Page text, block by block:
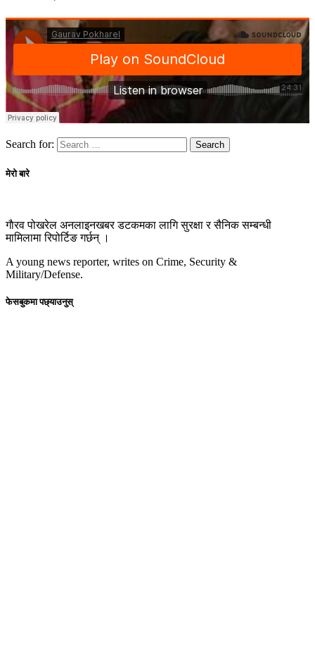
Search for:
मेरो बारे
गाैरव पोखरेल अनलाइनखबर डटकमका लागि सुरक्षा र सैनिक सम्बन्धी
मामिलामा रिपोर्टिङ गर्छन् ।
A young news reporter, writes on Crime, Security &
Military/Defense.
फेसबुकमा पछ्याउनुस्